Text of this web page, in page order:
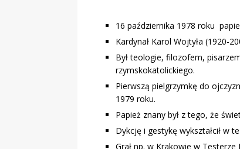
16 października 1978 roku
Kardynał Karol Wojtyła (1920-
Był teologie, filozofem,
rzymskokatolickiego.
Pierwszą pielgrzymkę do
1979 roku.
Papież znany był z tego, że
Dykcję i gestykę wykształcił w
Grał np. w Krakowie w